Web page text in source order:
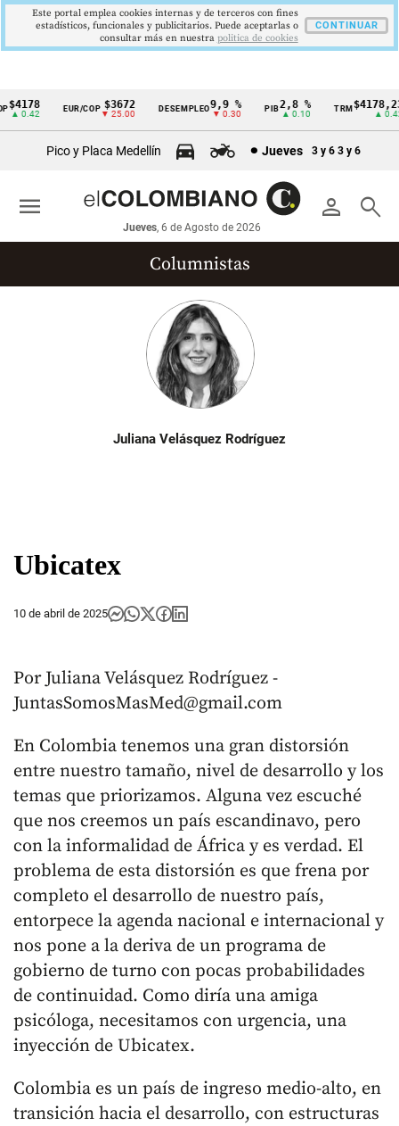
Cintillo
económicos
Colombia
0.42
EUR/COP $3672
▼ 25.00
DESEMPLEO 9,9 %
▼ 0.30
PIB2,8 %
▲ 0.10
TRM$4178,23
▲ 0.42
Pico y Placa Medellín Jueves 3 y 6 3 y 6
person search
Jueves, 6 de Agosto de 2026
menu
Columnistas
Juliana Velásquez Rodríguez
Ubicatex
10 de abril de 2025
Por Juliana Velásquez Rodríguez -
JuntasSomosMasMed@gmail.com
En Colombia tenemos una gran distorsión
entre nuestro tamaño, nivel de desarrollo y los
temas que priorizamos. Alguna vez escuché
que nos creemos un país escandinavo, pero
con la informalidad de África y es verdad. El
problema de esta distorsión es que frena por
completo el desarrollo de nuestro país,
entorpece la agenda nacional e internacional y
nos pone a la deriva de un programa de
gobierno de turno con pocas probabilidades
de continuidad. Como diría una amiga
psicóloga, necesitamos con urgencia, una
inyección de Ubicatex.
Colombia es un país de ingreso medio-alto, en
transición hacia el desarrollo, con estructuras
Este portal emplea cookies internas y de terceros con fines
estadísticos, funcionales y publicitarios. Puede aceptarlas o
consultar más en nuestra politica de cookies
CONTINUAR